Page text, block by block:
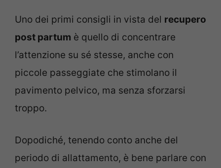
Uno dei primi consigli in vista del recupero
post partum è quello di concentrare
l’attenzione su sé stesse, anche con
piccole passeggiate che stimolano il
pavimento pelvico, ma senza sforzarsi
troppo.
Dopodiché, tenendo conto anche del
periodo di allattamento, è bene parlare con